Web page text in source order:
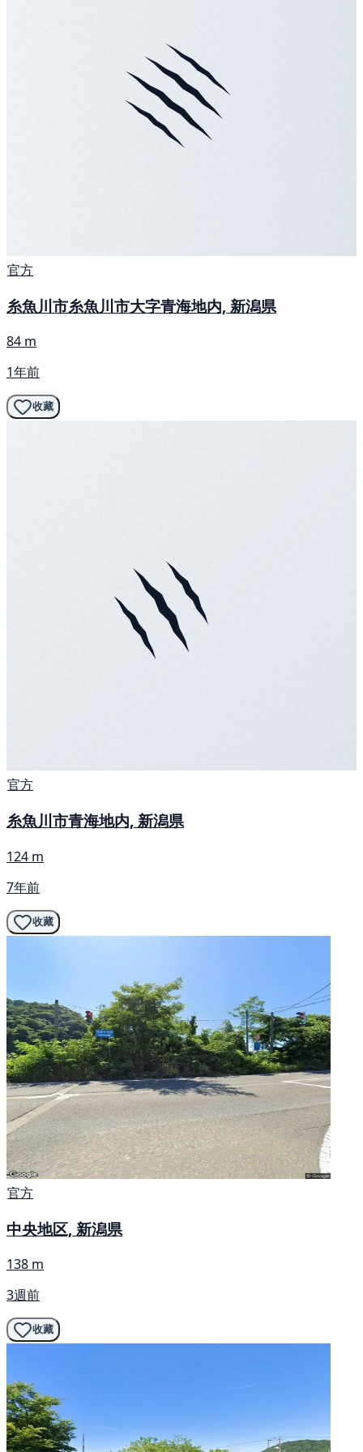
官方
糸魚川市糸魚川市大字青海地内, 新潟県
84 m
1年前
收藏
官方
糸魚川市青海地内, 新潟県
124 m
7年前
收藏
官方
中央地区, 新潟県
138 m
3週前
收藏